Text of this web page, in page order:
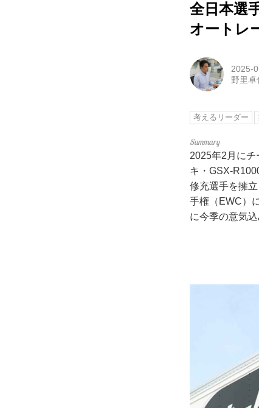
全日本選
オートレ
2025-
野里卓
考えるリーダー
2025年2月に
キ・GSX-
修充選手を擁
手権（EWC）
に今季の意気込